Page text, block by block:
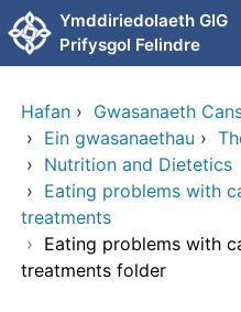
Neidio i'r prif gynnwy
Ymddiriedolaeth GIG
Prifysgol Felindre
Hafan › Gwasanaeth
› Ein gwasanaethau ›
› Nutrition and Dietetics
› Eating problems with
treatments
› Eating problems with
treatments folder